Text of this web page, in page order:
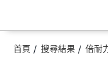
首頁 搜尋結果 倍耐